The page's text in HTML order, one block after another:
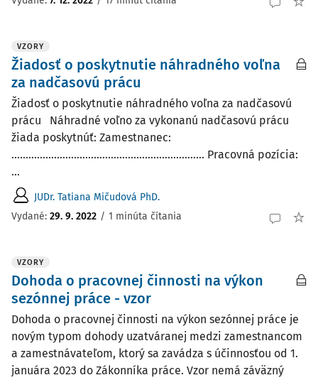
VZORY
Žiadosť o poskytnutie náhradného voľna
za nadčasovú prácu
Žiadosť o poskytnutie náhradného voľna za nadčasovú
prácu Náhradné voľno za vykonanú nadčasovú prácu
žiada poskytnúť: Zamestnanec:
.................................................................... Pracovná pozícia:
...
JUDr. Tatiana Mičudová PhD.
Vydané: 29. 9. 2022 / 1 minúta čítania
VZORY
Dohoda o pracovnej činnosti na výkon
sezónnej práce - vzor
Dohoda o pracovnej činnosti na výkon sezónnej práce je
novým typom dohody uzatváranej medzi zamestnancom
a zamestnávateľom, ktorý sa zavádza s účinnosťou od 1.
januára 2023 do Zákonníka práce. Vzor nemá záväzný